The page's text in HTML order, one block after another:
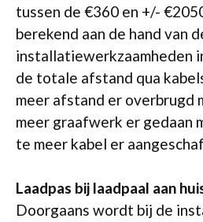
tussen de €360 en +/-
berekend aan de hand van
installatiewerkzaamheden
de totale afstand qua
meer afstand er overbrugd
meer graafwerk er gedaan
te meer kabel er
Laadpas bij laadpaal aan
Doorgaans wordt bij de